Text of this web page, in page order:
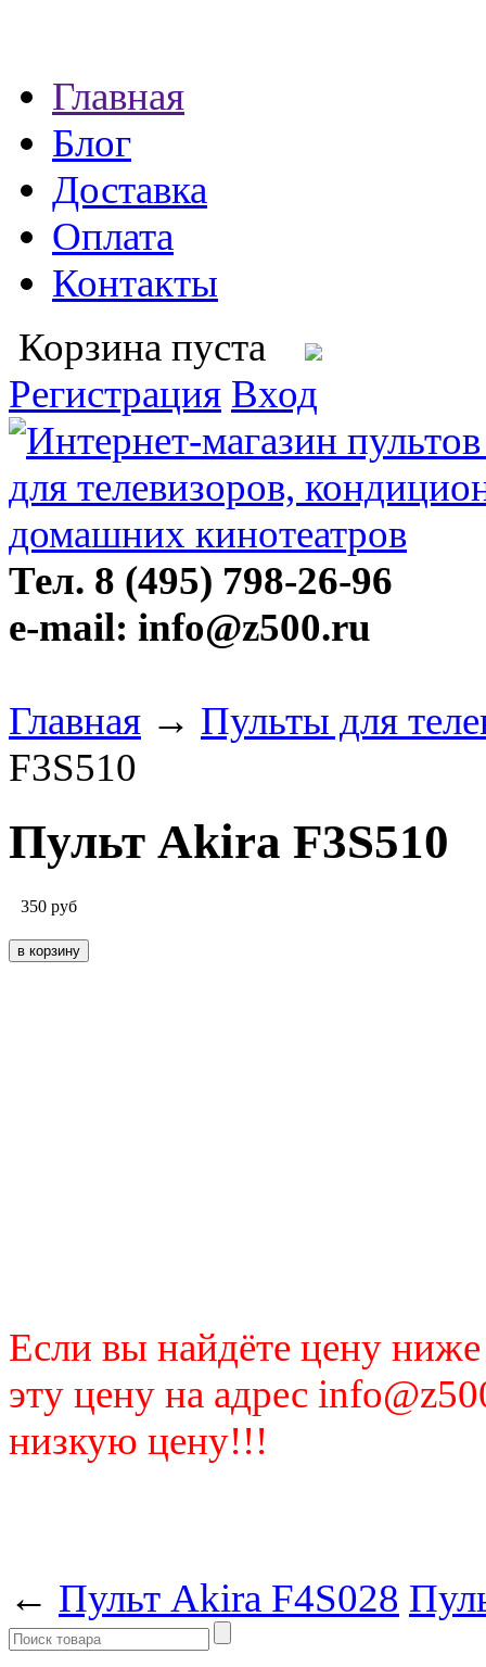
Главная
Блог
Доставка
Оплата
Контакты
Корзина пуста
Регистрация Вход
Тел. 8 (495) 798-26-96
e-mail: info@z500.ru
Главная → Пульты для
F3S510
Пульт Akira F3S510
350 руб
Если вы найдёте цену
эту цену на адрес
низкую цену!!!
← Пульт Akira F4S028